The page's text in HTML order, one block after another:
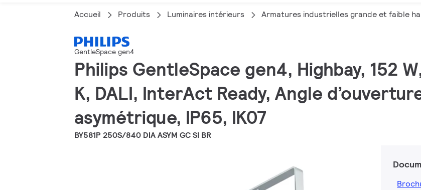
Accueil Produits Luminaires intérieurs Armatures industrielles grande et faible
GentleSpace gen4
Philips GentleSpace gen4, Highbay, 152
K, DALI, InterAct Ready, Angle
asymétrique, IP65, IK07
BY581P 250S/840 DIA ASYM GC SI BR